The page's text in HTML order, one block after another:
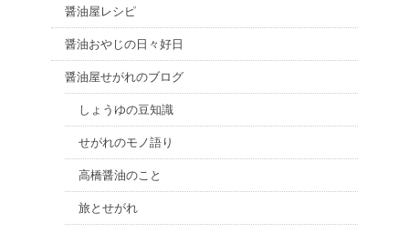
醤油屋レシピ
醤油おやじの日々好日
醤油屋せがれのブログ
しょうゆの豆知識
せがれのモノ語り
高橋醤油のこと
旅とせがれ